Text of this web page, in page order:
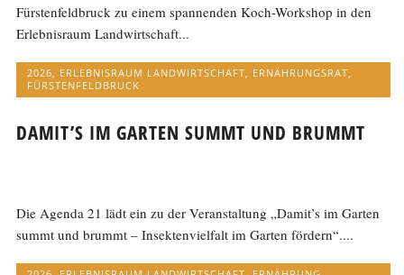
Fürstenfeldbruck zu einem spannenden Koch-Workshop in den
Erlebnisraum Landwirtschaft...
2026 ERLEBNISRAUM LANDWIRTSCHAFT ERNÄHRUNGSRAT
FÜRSTENFELDBRUCK
DAMIT’S IM GARTEN SUMMT UND BRUMMT
Die Agenda 21 lädt ein zu der Veranstaltung „Damit’s im Garten
summt und brummt – Insektenvielfalt im Garten fördern“....